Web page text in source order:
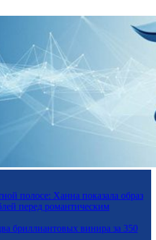
полосе: Ханна показала образ
перед романтическим
бриллиантовых винира за 350